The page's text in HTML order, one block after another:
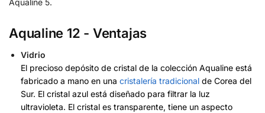
Aqualine 12 - Ventajas
Vidrio
El precioso depósito de cristal de la colección Aqualine está
fabricado a mano en una cristalería tradicional de Corea del
Sur. El cristal azul está diseñado para filtrar la luz
ultravioleta. El cristal es transparente, tiene un aspecto